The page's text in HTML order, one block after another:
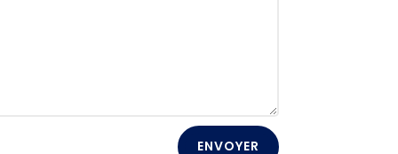
ENVOYER